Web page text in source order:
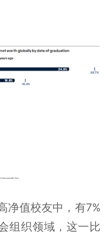
净值校友中，有7%
组织领域，这一比